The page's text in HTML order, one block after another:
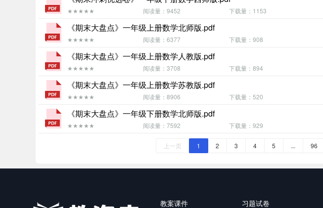
★★★★★ 阅读量：9452 下载量：1153
《期末大盘点》一年级上册数学北师版.pdf
★★★★★ 阅读量：6377 下载量：908
《期末大盘点》一年级上册数学人教版.pdf
★★★★★ 阅读量：3708 下载量：894
《期末大盘点》一年级上册数学苏教版.pdf
★★★★★ 阅读量：8906 下载量：520
《期末大盘点》一年级下册数学北师版.pdf
★★★★★ 阅读量：7592 下载量：929
上一页 1 2 3 4 5 ... 96
教案课件 习题试卷